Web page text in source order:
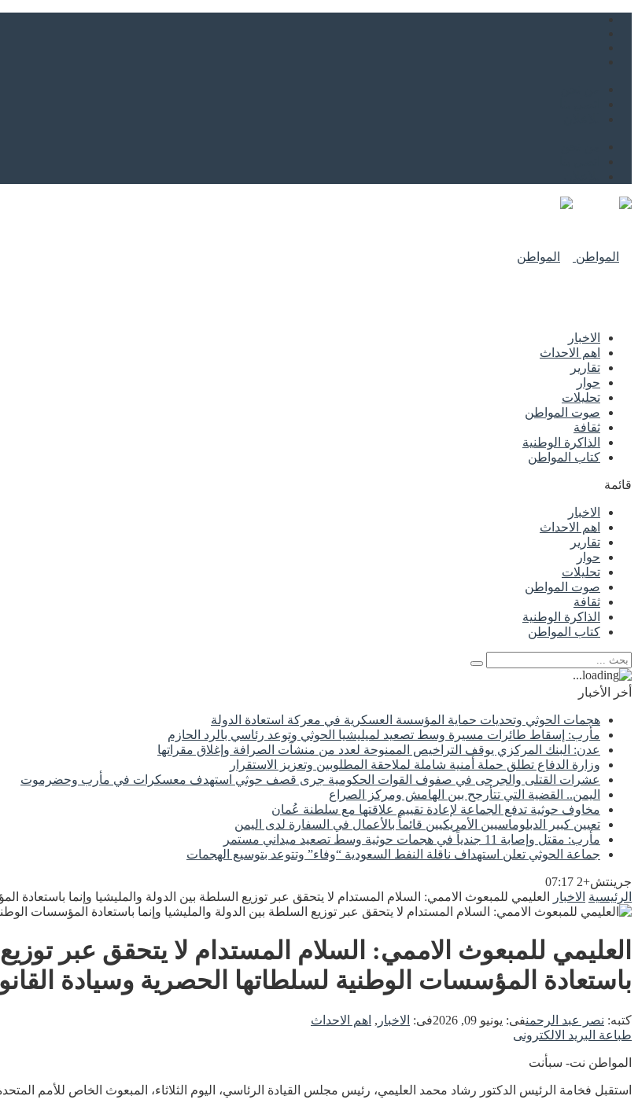
الاخبار
اهم الاحداث
تقارير
حوار
تحليلات
صوت المواطن
ثقافة
الذاكرة الوطنية
كتاب المواطن
قائمة
الاخبار
اهم الاحداث
تقارير
حوار
تحليلات
صوت المواطن
ثقافة
الذاكرة الوطنية
كتاب المواطن
أخر الأخبار
هجمات الحوثي وتحديات حماية المؤسسة العسكرية في معركة استعادة الدولة
مأرب: إسقاط طائرات مسيرة وسط تصعيد لميليشيا الحوثي وتوعد رئاسي بالرد الحازم
عدن: البنك المركزي يوقف التراخيص الممنوحة لعدد من منشآت الصرافة وإغلاق مقراتها
وزارة الدفاع تطلق حملة أمنية شاملة لملاحقة المطلوبين وتعزيز الاستقرار
عشرات القتلى والجرحى في صفوف القوات الحكومية جرى قصف حوثي استهدف معسكرات في مأرب وحضرموت
اليمن.. القضية التي تتأرجح بين الهامش ومركز الصراع
مخاوف حوثية تدفع الجماعة لإعادة تقييم علاقتها مع سلطنة عُمان
تعيين كبير الدبلوماسيين الأمريكيين قائماً بالأعمال في السفارة لدى اليمن
مأرب: مقتل وإصابة 11 جندياً في هجمات حوثية وسط تصعيد ميداني مستمر
جماعة الحوثي تعلن استهداف ناقلة النفط السعودية “وفاء” وتتوعد بتوسيع الهجمات
جرينتش+2 07:17
الرئيسية الاخبار العليمي للمبعوث الاممي: السلام المستدام لا يتحقق عبر توزيع السلطة بين الدولة والمليشيا وإنما باستعادة
العليمي للمبعوث الاممي: السلام المستدام لا يتحقق عبر
باستعادة المؤسسات الوطنية لسلطاتها الحصرية وسيادة
كتبه: نصر عبد الرحمنفى: يونيو 09, 2026 فى: الاخبار , اهم الاحداث
طباعة البريد الالكترونى
المواطن نت- سبأنت
استقبل فخامة الرئيس الدكتور رشاد محمد العليمي، رئيس مجلس القيادة الرئاسي، اليوم الثلاثاء، المبعوث الخاص للأمم